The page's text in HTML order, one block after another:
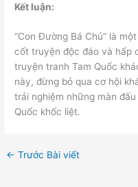
Kết luận:
“Con Đường Bá Chủ” là
cốt truyện độc đáo và hấp
truyện tranh Tam Quốc
này, đừng bỏ qua cơ hội
trải nghiệm những màn
Quốc khốc liệt.
← Trước Bài viết